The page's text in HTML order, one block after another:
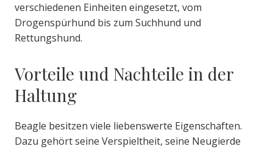
verschiedenen Einheiten eingesetzt, vom
Drogenspürhund bis zum Suchhund und
Rettungshund.
Vorteile und Nachteile in der
Haltung
Beagle besitzen viele liebenswerte Eigenschaften.
Dazu gehört seine Verspieltheit, seine Neugierde